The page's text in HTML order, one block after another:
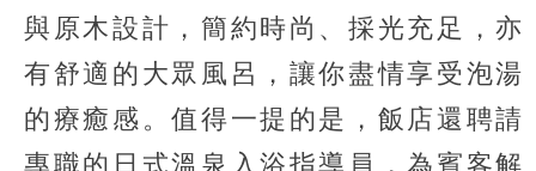
與原木設計，簡約時尚、採光充足，亦
有舒適的大眾風呂，讓你盡情享受泡湯
的療癒感。值得一提的是，飯店還聘請
專職的日式溫泉入浴指導員，為賓客解